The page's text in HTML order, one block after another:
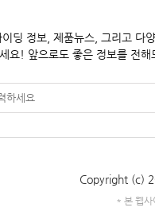
딩 정보, 제품뉴스, 그리고 다
요! 앞으로도 좋은 정보를 전해
Copyright (c)
* 본 웹사